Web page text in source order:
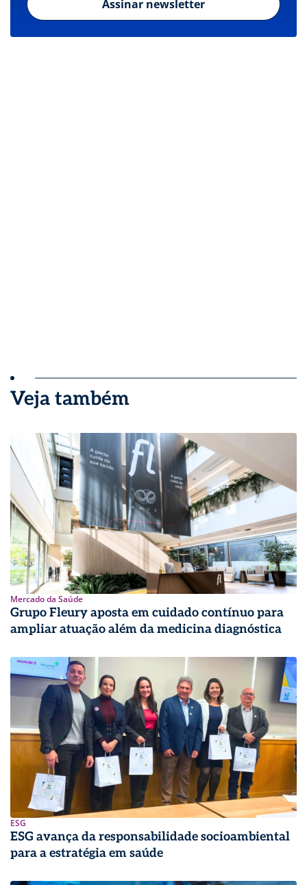
Assinar newsletter
Veja também
Mercado da Saúde
Grupo Fleury aposta em cuidado contínuo para
ampliar atuação além da medicina diagnóstica
ESG
ESG avança da responsabilidade socioambiental
para a estratégia em saúde